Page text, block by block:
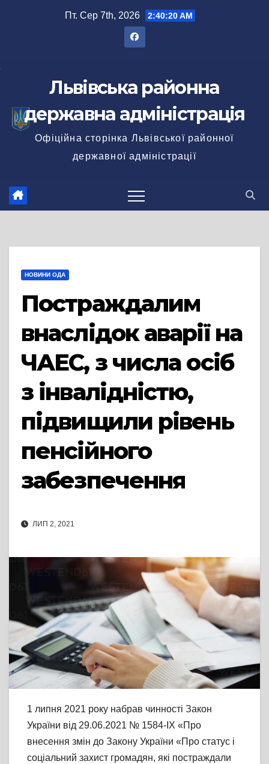
Пт. Сер 7th, 2026 2:40:21 AM
Львівська районна
державна адміністрація
Офіційна сторінка Львівської районної
державної адміністрації
НОВИНИ ОДА
Постраждалим
внаслідок аварії на
ЧАЕС, з числа осіб
з інвалідністю,
підвищили рівень
пенсійного
забезпечення
ЛИП 2, 2021
1 липня 2021 року набрав чинності Закон
України від 29.06.2021 № 1584-ІХ «Про
внесення змін до Закону України «Про статус і
соціальний захист громадян, які постраждали